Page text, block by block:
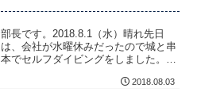
部長です。2018.8.1（水）晴れ先日
は、会社が水曜休みだったので城と串
本でセルフダイビングをしました。平
2018.08.03